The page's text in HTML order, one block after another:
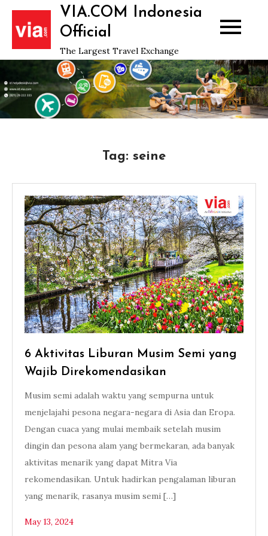
Skip
content
VIA.COM Indonesia
Official
The Largest Travel Exchange
Tag: seine
6 Aktivitas Liburan Musim Semi yang
Wajib Direkomendasikan
Musim semi adalah waktu yang sempurna untuk
menjelajahi pesona negara-negara di Asia dan Eropa.
Dengan cuaca yang mulai membaik setelah musim
dingin dan pesona alam yang bermekaran, ada banyak
aktivitas menarik yang dapat Mitra Via
rekomendasikan. Untuk hadirkan pengalaman liburan
yang menarik, rasanya musim semi […]
May 13, 2024